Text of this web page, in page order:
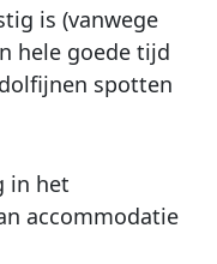
is (vanwege
hele goede tijd
spotten
in het
accommodatie